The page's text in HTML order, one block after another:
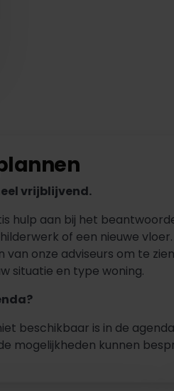
vrijblijvend.
hulp aan bij het
of een nieuwe
onze adviseurs om te
situatie en type woning.
beschikbaar is in de
mogelijkheden kunnen